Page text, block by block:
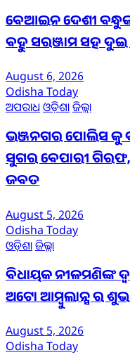
ବେଆଇନ ଦେଶୀ
ବହୁ ସରଞ୍ଜାମ ସହ
August 6, 2026
Odisha Today
ଅପରାଧ ଓଡ଼ିଶାଜିଲ୍ଲା
ଭଞ୍ଜନଗର ପୋଲିସ କୁ
ସୁଗର ବେପାରୀ ଗିରଫ,
ଜବତ
August 5, 2026
Odisha Today
ଓଡ଼ିଶାଜିଲ୍ଲା
ବିଧାୟକ ନୀଳମଣିଙ୍କ
ଅଟୋ ଆମ୍ବୁଲାନ୍ସ ର
August 5, 2026
Odisha Today